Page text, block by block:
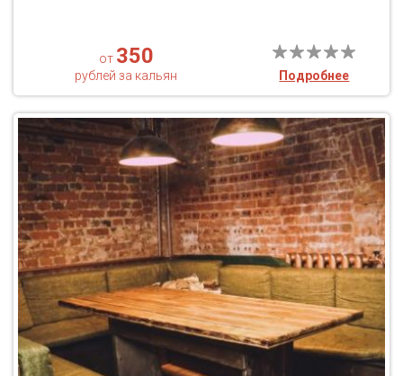
от 350
рублей за кальян Подробнее